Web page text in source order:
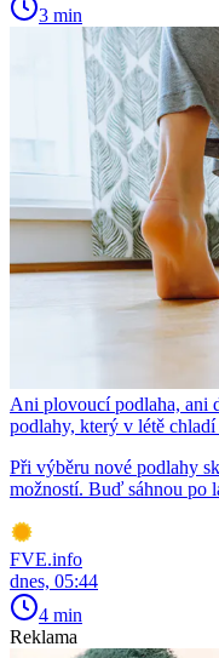
3 min
Ani plovoucí podlaha, ani
podlahy, který v létě
Při výběru nové podlahy
možností. Buď sáhnou po
FVE.info
dnes, 05:44
4 min
Reklama